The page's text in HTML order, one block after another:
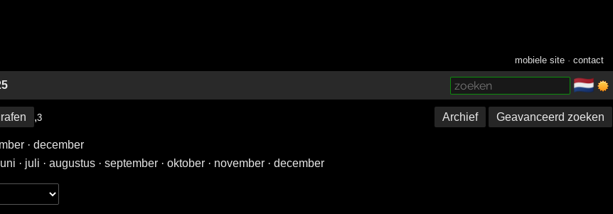
mobiele site ·contact
🇳🇱
,3 Archief Geavanceerd zoeken
· december
· juli · augustus · september · oktober · november · december